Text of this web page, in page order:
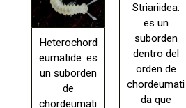
Heterochord
eumatide: es
un suborden
de
chordeumati
Striariidea:
es un
suborden
dentro del
orden de
chordeumati
da que